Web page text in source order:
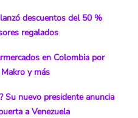
descuentos del 50 %
regalados
en Colombia por
y más
Su nuevo presidente anuncia
a Venezuela